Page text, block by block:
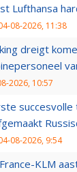
Lufthansa
08-2026, 11:38
dreigt
2026, 10:57
08-2026, 9:54
KLM